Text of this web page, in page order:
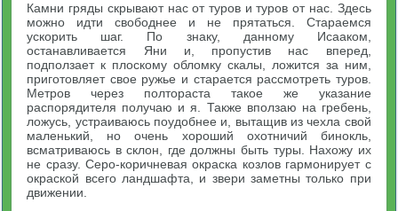
Камни гряды скрывают нас от туров и туров от нас. Здесь
можно идти свободнее и не прятаться. Стараемся
ускорить шаг. По знаку, данному Исааком,
останавливается Яни и, пропустив нас вперед,
подползает к плоскому обломку скалы, ложится за ним,
приготовляет свое ружье и старается рассмотреть туров.
Метров через полтораста такое же указание
распорядителя получаю и я. Также вползаю на гребень,
ложусь, устраиваюсь поудобнее и, вытащив из чехла свой
маленький, но очень хороший охотничий бинокль,
всматриваюсь в склон, где должны быть туры. Нахожу их
не сразу. Серо-коричневая окраска козлов гармонирует с
окраской всего ландшафта, и звери заметны только при
движении.